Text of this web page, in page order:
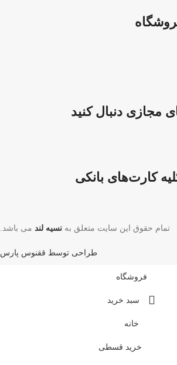
مجازی دنبال کنید
کارت‌های بانکی
تمام حقوق این سایت متعلق به نسیه لند می باشد.
طراحی توسط ققنوس پارس
فروشگاه
سبد خرید
خانه
خرید قسطی